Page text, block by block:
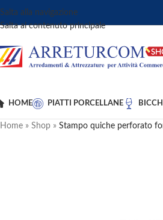
Salta alla navigazione
Salta al contenuto principale
HOME PIATTI PORCELLANE
Home » Shop » Stampo quiche perforato